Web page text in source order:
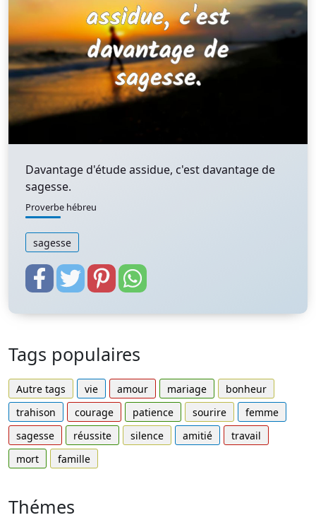
Davantage d'étude assidue, c'est davantage de
sagesse.
Proverbe hébreu
sagesse
Tags populaires
Autre tags vie amour mariage
bonheur
trahison
courage patience sourire
femme
sagesse
réussite silence amitié
travail
mort
famille
Thémes